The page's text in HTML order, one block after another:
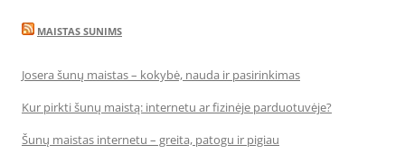
MAISTAS SUNIMS
Josera šunų maistas – kokybė, nauda ir pasirinkimas
Kur pirkti šunų maistą: internetu ar fizinėje parduotuvėje?
Šunų maistas internetu – greita, patogu ir pigiau